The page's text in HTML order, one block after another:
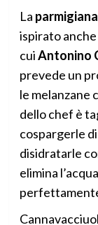
La
ispirato
cuiAntonino
prevede un
le melanzane
dello chef è
cospargerle
disidratarle
elimina